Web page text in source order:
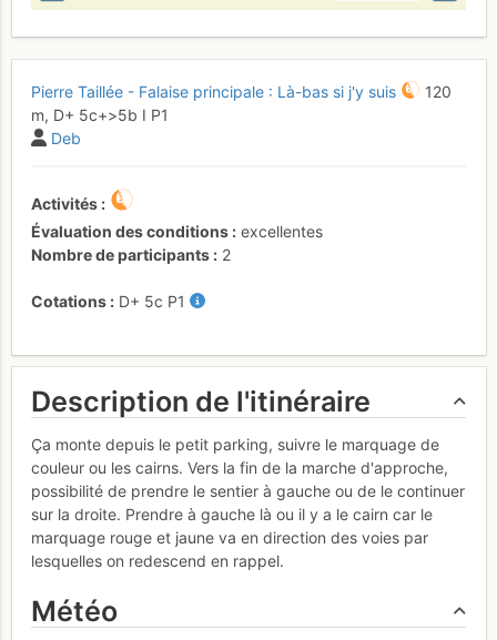
Pierre Taillée - Falaise principale : Là-bas si j'y suis
120
m, D+ 5c+>5b I P1
Deb
Activités
Évaluation des conditions
excellentes
Nombre de participants
2
Cotations D+ 5c P1
Description de l'itinéraire
Ça monte depuis le petit parking, suivre le marquage de
couleur ou les cairns. Vers la fin de la marche d'approche,
possibilité de prendre le sentier à gauche ou de le continuer
sur la droite. Prendre à gauche là ou il y a le cairn car le
marquage rouge et jaune va en direction des voies par
lesquelles on redescend en rappel.
Météo